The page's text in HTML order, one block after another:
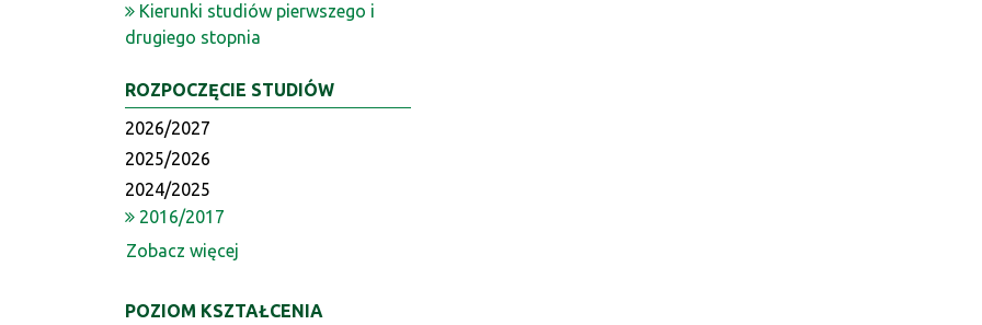
Kierunki studiów pierwszego i
drugiego stopnia
ROZPOCZĘCIE STUDIÓW
2026/2027
2025/2026
2024/2025
2016/2017
Zobacz więcej
POZIOM KSZTAŁCENIA